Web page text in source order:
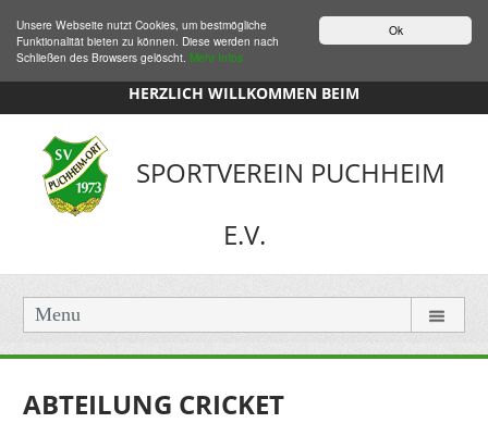
Ok
Unsere Webseite nutzt Cookies, um bestmögliche
Funktionalität bieten zu können. Diese werden nach
Schließen des Browsers gelöscht. Mehr Infos
HERZLICH WILLKOMMEN BEIM
SPORTVEREIN PUCHHEIM
E.V.
Menu
ABTEILUNG CRICKET